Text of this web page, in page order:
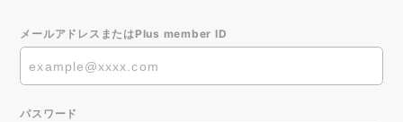
メールアドレスまたはPlus member ID
パスワード